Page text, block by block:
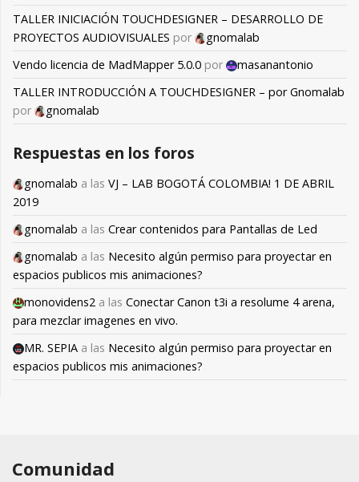
TALLER INICIACIÓN TOUCHDESIGNER – DESARROLLO DE
PROYECTOS AUDIOVISUALES por
gnomalab
Vendo licencia de MadMapper 5.0.0 por
masanantonio
TALLER INTRODUCCIÓN A TOUCHDESIGNER – por Gnomalab
por
gnomalab
Respuestas en los foros
gnomalab a las VJ – LAB BOGOTÁ COLOMBIA! 1 DE ABRIL
2019
gnomalab a las Crear contenidos para Pantallas de Led
gnomalab a las Necesito algún permiso para proyectar en
espacios publicos mis animaciones?
monovidens2 a las Conectar Canon t3i a resolume 4 arena,
para mezclar imagenes en vivo.
MR. SEPIA a las Necesito algún permiso para proyectar en
espacios publicos mis animaciones?
Comunidad